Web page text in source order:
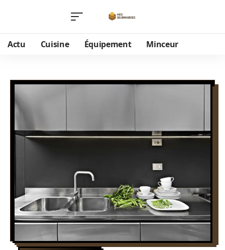
Actu Cuisine Équipement Minceur